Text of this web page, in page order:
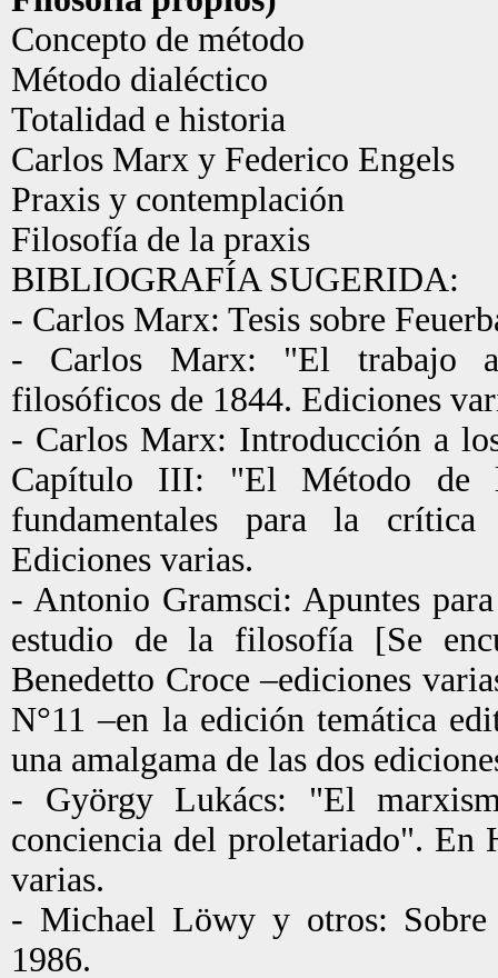
Concepto de método
Método dialéctico
Totalidad e historia
Carlos Marx y Federico Engels
Praxis y contemplación
Filosofía de la praxis
BIBLIOGRAFÍA SUGERIDA:
- Carlos Marx: Tesis sobre
- Carlos Marx: "El trabajo
filosóficos de 1844. Ediciones
- Carlos Marx: Introducción a
Capítulo III: "El Método de
fundamentales para la
Ediciones varias.
- Antonio Gramsci: Apuntes
estudio de la filosofía [Se
Benedetto Croce –ediciones
N°11 –en la edición temática
una amalgama de las dos
- György Lukács: "El
conciencia del proletariado". En
varias.
- Michael Löwy y otros:
1986.